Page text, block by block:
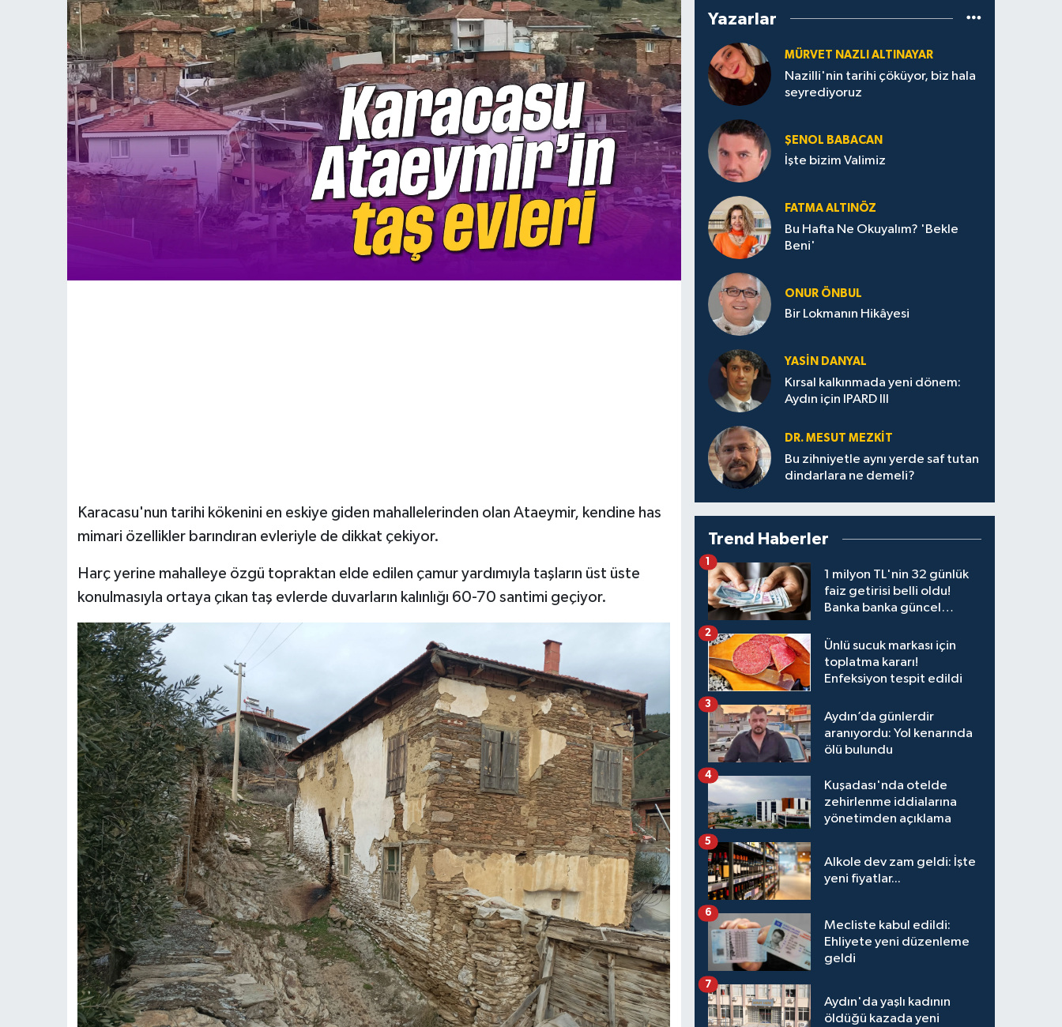
Karacasu'nun tarihi kökenini en eskiye giden mahallelerinden olan Ataeymir, kendine has
mimari özellikler barındıran evleriyle de dikkat çekiyor.
Harç yerine mahalleye özgü topraktan elde edilen çamur yardımıyla taşların üst üste
konulmasıyla ortaya çıkan taş evlerde duvarların kalınlığı 60-70 santimi geçiyor.
Yazarlar
MÜRVET NAZLI ALTINAYAR
Nazilli'nin tarihi çöküyor, biz hala
seyrediyoruz
ŞENOL BABACAN
İşte bizim Valimiz
FATMA ALTINÖZ
Bu Hafta Ne Okuyalım? 'Bekle
Beni'
ONUR ÖNBUL
Bir Lokmanın Hikâyesi
YASIN DANYAL
Kırsal kalkınmada yeni dönem:
Aydın için IPARD III
DR. MESUT MEZKIT
Bu zihniyetle aynı yerde saf tutan
dindarlara ne demeli?
Trend Haberler
1 milyon TL'nin 32 günlük
faiz getirisi belli oldu!
Banka banka güncel
1
Ünlü sucuk markası için
toplatma kararı!
Enfeksiyon tespit edildi
2
Aydın’da günlerdir
aranıyordu: Yol kenarında
ölü bulundu
3
Kuşadası'nda otelde
zehirlenme iddialarına
yönetimden açıklama
4
Alkole dev zam geldi: İşte
yeni fiyatlar...
5
Mecliste kabul edildi:
Ehliyete yeni düzenleme
geldi
6
Aydın'da yaşlı kadının
öldüğü kazada yeni
7